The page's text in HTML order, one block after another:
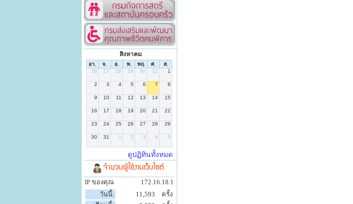
สิงหาคม
จำนวนผู้ใช้งานเว็บไซต์
IP ของคุณ
172.16.18.1
วันนี้:
11,593
ครั้ง